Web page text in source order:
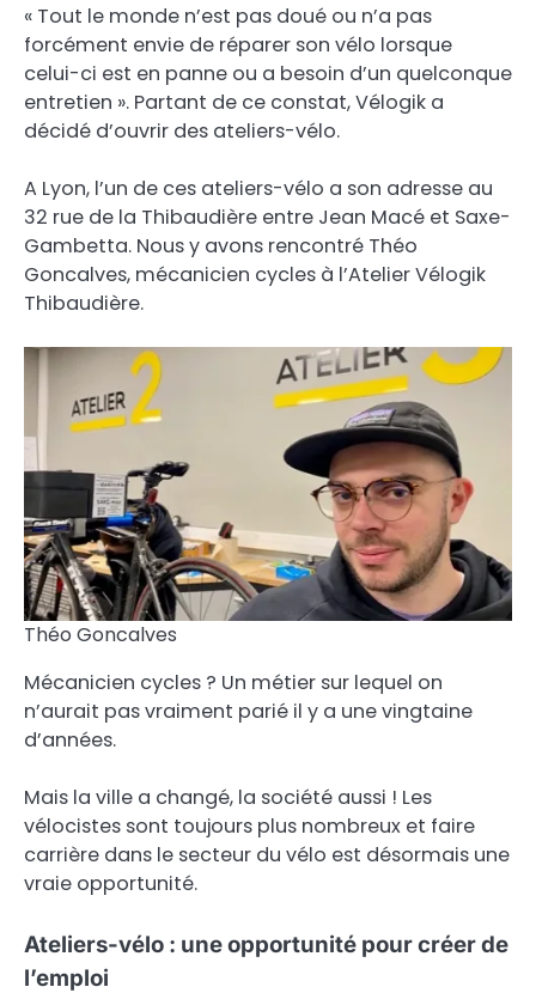
« Tout le monde n’est pas doué ou n’a pas
forcément envie de réparer son vélo lorsque
celui-ci est en panne ou a besoin d’un quelconque
entretien ». Partant de ce constat, Vélogik a
décidé d’ouvrir des ateliers-vélo.
A Lyon, l’un de ces ateliers-vélo a son adresse au
32 rue de la Thibaudière entre Jean Macé et Saxe-
Gambetta. Nous y avons rencontré Théo
Goncalves, mécanicien cycles à l’Atelier Vélogik
Thibaudière.
Théo Goncalves
Mécanicien cycles ? Un métier sur lequel on
n’aurait pas vraiment parié il y a une vingtaine
d’années.
Mais la ville a changé, la société aussi ! Les
vélocistes sont toujours plus nombreux et faire
carrière dans le secteur du vélo est désormais une
vraie opportunité.
Ateliers-vélo : une opportunité pour créer de
l’emploi